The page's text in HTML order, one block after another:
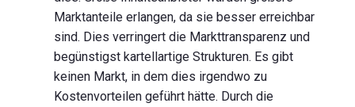
Marktanteile erlangen, da sie besser erreichbar
sind. Dies verringert die Markttransparenz und
begünstigst kartellartige Strukturen. Es gibt
keinen Markt, in dem dies irgendwo zu
Kostenvorteilen geführt hätte. Durch die